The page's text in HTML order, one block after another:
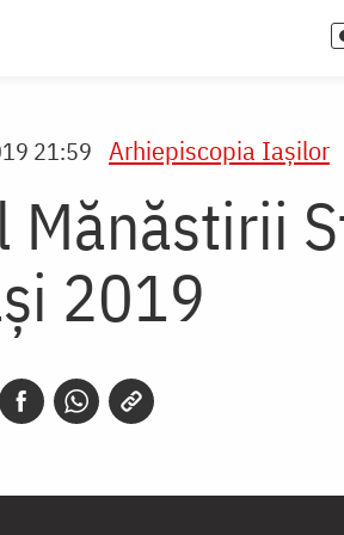
21:59 Arhiepiscopia Iaşilor
Mănăstirii
2019